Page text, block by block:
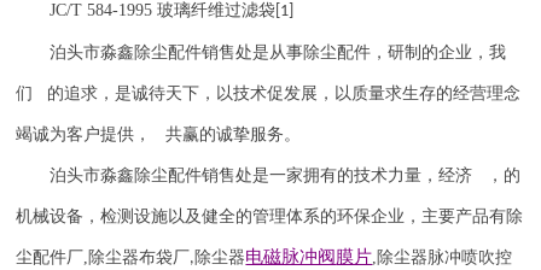
JC/T 584-1995玻璃纤维过滤袋 [1]
泊头市淼鑫除尘配件销售处是从事除尘配件，研制的企业，我
们 的追求，是诚待天下，以技术促发展，以质量求生存的经营理念
竭诚为客户提供， 共赢的诚挚服务。
泊头市淼鑫除尘配件销售处是一家拥有的技术力量，经济 ，的
机械设备，检测设施以及健全的管理体系的环保企业，主要产品有除
尘配件厂, 除尘器布袋厂, 除尘器电磁脉冲阀膜片, 除尘器脉冲喷吹控